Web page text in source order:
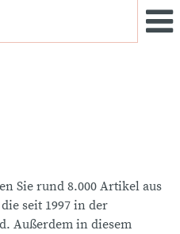
Sie rund 8.000 Artikel aus
seit 1997 in der
Außerdem in diesem